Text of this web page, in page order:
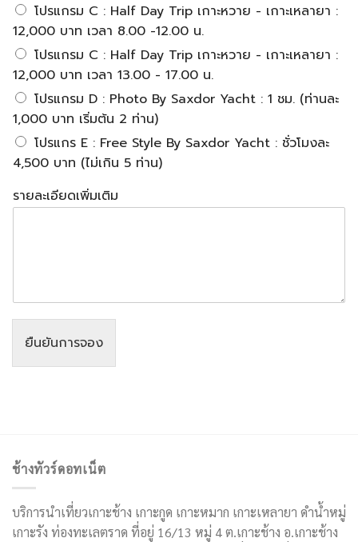
โปรแกรม C : Half Day Trip เกาะหวาย - เกาะเหลายา :
12,000 บาท เวลา 8.00 -12.00 น.
โปรแกรม C : Half Day Trip เกาะหวาย - เกาะเหลายา :
12,000 บาท เวลา 13.00 - 17.00 น.
โปรแกรม D : Photo By Saxdor Yacht : 1 ชม. (ท่านละ
1,000 บาท เริ่มต้น 2 ท่าน)
โปรแกร E : Free Style By Saxdor Yacht : ชั่วโมงละ
4,500 บาท (ไม่เกิน 5 ท่าน)
รายละเอียดเพิ่มเติม
ยืนยันการจอง
ช้างทัวร์ดอทเน็ต
บริการนำเที่ยวเกาะช้าง เกาะกูด เกาะหมาก เกาะเหลายา ดำน้ำหมู่
เกาะรัง ท่องทะเลตราด ที่อยู่ 16/13 หมู่ 4 ต.เกาะช้าง อ.เกาะช้าง